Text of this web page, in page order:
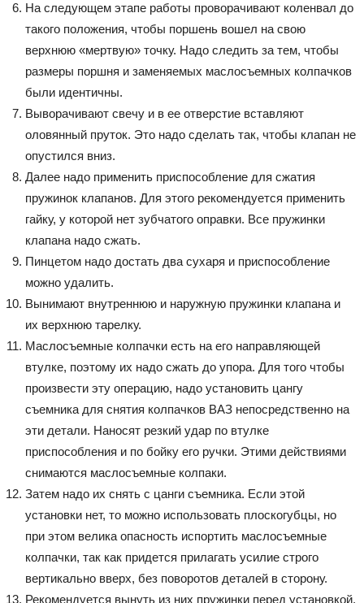
На следующем этапе работы проворачивают коленвал до
такого положения, чтобы поршень вошел на свою
верхнюю «мертвую» точку. Надо следить за тем, чтобы
размеры поршня и заменяемых маслосъемных колпачков
были идентичны.
Выворачивают свечу и в ее отверстие вставляют
оловянный пруток. Это надо сделать так, чтобы клапан не
опустился вниз.
Далее надо применить приспособление для сжатия
пружинок клапанов. Для этого рекомендуется применить
гайку, у которой нет зубчатого оправки. Все пружинки
клапана надо сжать.
Пинцетом надо достать два сухаря и приспособление
можно удалить.
Вынимают внутреннюю и наружную пружинки клапана и
их верхнюю тарелку.
Маслосъемные колпачки есть на его направляющей
втулке, поэтому их надо сжать до упора. Для того чтобы
произвести эту операцию, надо установить цангу
съемника для снятия колпачков ВАЗ непосредственно на
эти детали. Наносят резкий удар по втулке
приспособления и по бойку его ручки. Этими действиями
снимаются маслосъемные колпаки.
Затем надо их снять с цанги съемника. Если этой
установки нет, то можно использовать плоскогубцы, но
при этом велика опасность испортить маслосъемные
колпачки, так как придется прилагать усилие строго
вертикально вверх, без поворотов деталей в сторону.
Рекомендуется вынуть из них пружинки перед установкой,